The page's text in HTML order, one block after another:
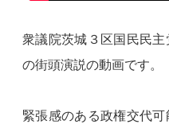
衆議院茨城３区国民民
の街頭演説の動画です。
緊張感のある政権交代